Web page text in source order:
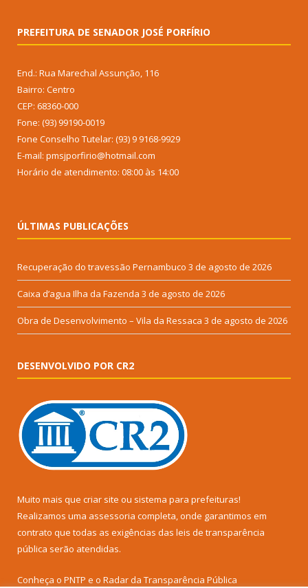
PREFEITURA DE SENADOR JOSÉ PORFÍRIO
End.: Rua Marechal Assunção, 116
Bairro: Centro
CEP: 68360-000
Fone: (93) 99190-0019
Fone Conselho Tutelar: (93) 9 9168-9929
E-mail: pmsjporfirio@hotmail.com
Horário de atendimento: 08:00 às 14:00
ÚLTIMAS PUBLICAÇÕES
Recuperação do travessão Pernambuco 3 de agosto de 2026
Caixa d’agua Ilha da Fazenda 3 de agosto de 2026
Obra de Desenvolvimento – Vila da Ressaca 3 de agosto de 2026
DESENVOLVIDO POR CR2
Muito mais que criar site ou sistema para prefeituras!
Realizamos uma assessoria completa, onde garantimos em
contrato que todas as exigências das leis de transparência
pública serão atendidas.
Conheça o PNTP e o Radar da Transparência Pública